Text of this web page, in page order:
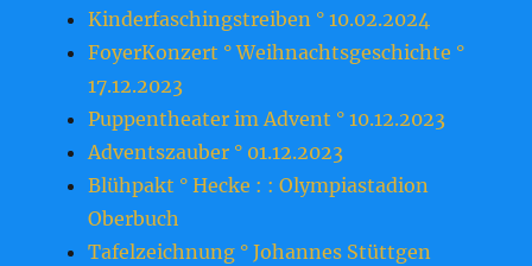
Kinderfaschingstreiben ° 10.02.2024
FoyerKonzert ° Weihnachtsgeschichte °
17.12.2023
Puppentheater im Advent ° 10.12.2023
Adventszauber ° 01.12.2023
Blühpakt ° Hecke : : Olympiastadion
Oberbuch
Tafelzeichnung ° Johannes Stüttgen